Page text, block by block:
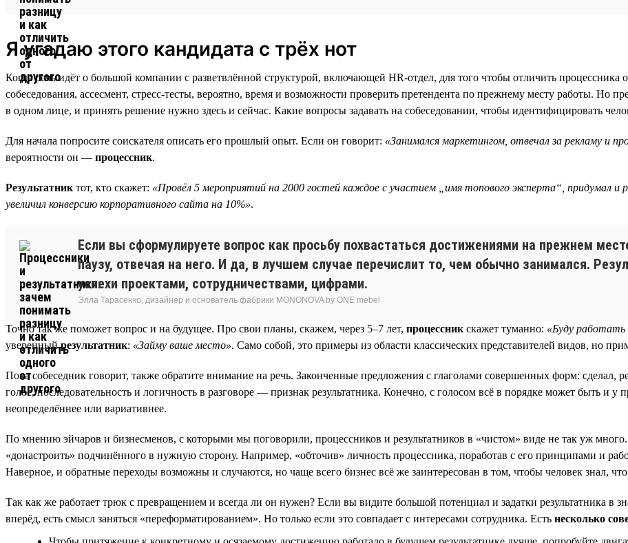
Я угадаю этого кандидата с трёх нот
Когда речь идёт о большой компании с разветвлённой структурой, включающей HR-отдел, для того чтобы отличить процессника
собеседования, ассесмент, стресс-тесты, вероятно, время и возможности проверить претендента по прежнему месту работы. Но
в одном лице, и принять решение нужно здесь и сейчас. Какие вопросы задавать на собеседовании, чтобы идентифицировать
Для начала попросите соискателя описать его прошлый опыт. Если он говорит: «Занимался маркетингом, отвечал за рекламу и
вероятности он — процессник.
Результатник тот, кто скажет: «Провёл 5 мероприятий на 2000 гостей каждое с участием „имя топового эксперта“, придумал и
увеличил конверсию корпоративного сайта на 10%».
Если вы сформулируете вопрос как просьбу похвастаться достижениями на прежнем
паузу, отвечая на него. И да, в лучшем случае перечислит то, чем обычно занимался.
успехи проектами, сотрудничествами, цифрами.
Элла Тарасенко, дизайнер и основатель фабрики MONONOVA by ONE mebel
Точно так же поможет вопрос и на будущее. Про свои планы, скажем, через 5–7 лет, процессник скажет туманно: «Буду работать
уверенныйрезультатник: «Займу ваше место». Само собой, это примеры из области классических представителей видов, но
Пока собеседник говорит, также обратите внимание на речь. Законченные предложения с глаголами совершенных форм:
голос, последовательность и логичность в разговоре — признак результатника. Конечно, с голосом всё в порядке может быть и у
неопределённее или вариативнее.
По мнению эйчаров и бизнесменов, с которыми мы поговорили, процессников и результатников в «чистом» виде не так уж
«донастроить» подчинённого в нужную сторону. Например, «обточив» личность процессника, поработав с его принципами и
Наверное, и обратные переходы возможны и случаются, но чаще всего бизнес всё же заинтересован в том, чтобы человек знал, что
Так как же работает трюк с превращением и всегда ли он нужен? Если вы видите большой потенциал и задатки результатника в
вперёд, есть смысл заняться «переформатированием». Но только если это совпадает с интересами сотрудника. Есть несколько